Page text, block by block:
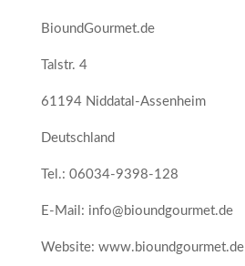
BioundGourmet.de
Talstr. 4
61194 Niddatal-Assenheim
Deutschland
Tel.: 06034-9398-128
E-Mail: info@bioundgourmet.de
Website: www.bioundgourmet.de